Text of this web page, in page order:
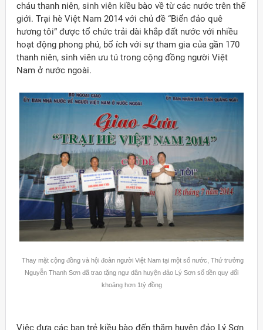
cháu thanh niên, sinh viên kiều bào về từ các nước trên thế
giới. Trại hè Việt Nam 2014 với chủ đề “Biển đảo quê
hương tôi” được tổ chức trải dài khắp đất nước với nhiều
hoạt động phong phú, bổ ích với sự tham gia của gần 170
thanh niên, sinh viên ưu tú trong cộng đồng người Việt
Nam ở nước ngoài.
Thay mặt cộng đồng và hội đoàn người Việt Nam tại một số nước, Thứ trưởng
Nguyễn Thanh Sơn đã trao tặng ngư dân huyện đảo Lý Sơn số tiền quy đổi
khoảng hơn 1tỷ đồng
Việc đưa các bạn trẻ kiều bào đến thăm huyện đảo Lý Sơn